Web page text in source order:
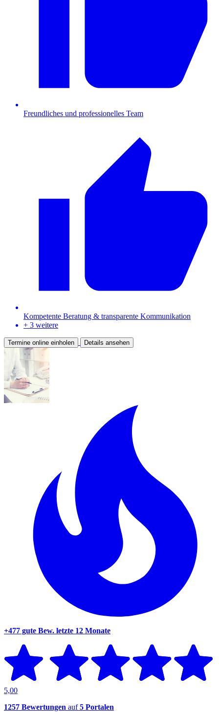
Freundliches und professionelles Team
Kompetente Beratung & transparente Kommunikation
+ 3 weitere
Termine online einholen Details ansehen
+477 gute Bew. letzte 12 Monate
5,00
1257 Bewertungen auf5 Portalen